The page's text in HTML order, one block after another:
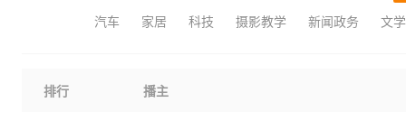
汽车
家居 科技 摄影教学 新闻政务 文
排行 播主